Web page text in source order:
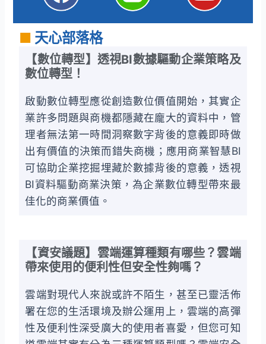
■ 天心部落格
【數位轉型】透視BI數據驅動企業策略及
數位轉型！
啟動數位轉型應從創造數位價值開始，其實企
業許多問題與商機都隱藏在龐大的資料中，管
理者無法第一時間洞察數字背後的意義即時做
出有價值的決策而錯失商機；應用商業智慧BI
可協助企業挖掘埋藏於數據背後的意義，透視
BI資料驅動商業決策，為企業數位轉型帶來最
佳化的商業價值。
【資安議題】雲端運算種類有哪些？雲端
帶來使用的便利性但安全性夠嗎？
雲端對現代人來說或許不陌生，甚至已靈活佈
署在您的生活環境及辦公運用上，雲端的高彈
性及便利性深受廣大的使用者喜愛，但您可知